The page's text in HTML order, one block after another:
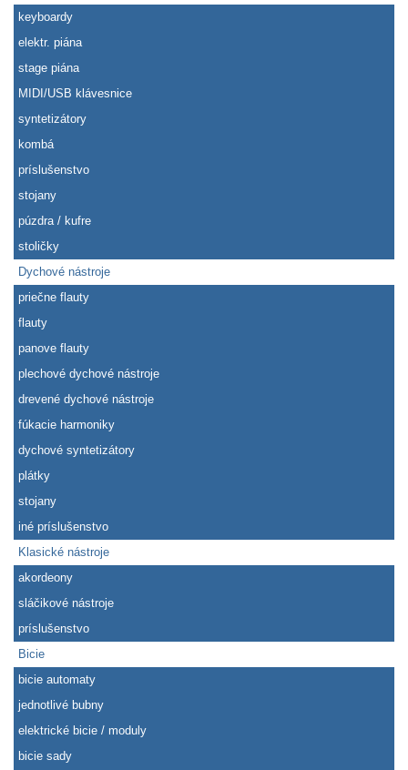
keyboardy
elektr. piána
stage piána
MIDI/USB klávesnice
syntetizátory
kombá
príslušenstvo
stojany
púzdra / kufre
stoličky
Dychové nástroje
priečne flauty
flauty
panove flauty
plechové dychové nástroje
drevené dychové nástroje
fúkacie harmoniky
dychové syntetizátory
plátky
stojany
iné príslušenstvo
Klasické nástroje
akordeony
sláčikové nástroje
príslušenstvo
Bicie
bicie automaty
jednotlivé bubny
elektrické bicie / moduly
bicie sady